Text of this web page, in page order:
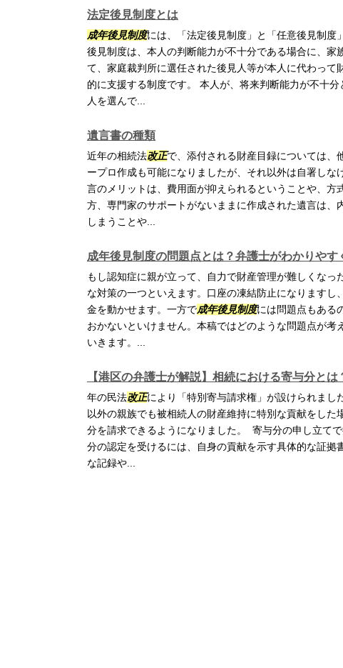
法定後見制度とは
成年後見制度には、「法定後見制度」と「任意後見制度
後見制度は、本人の判断能力が不十分である場合に、家
て、家庭裁判所に選任された後見人等が本人に代わって
的に支援する制度です。 本人が、将来判断能力が不十
人を選んで...
遺言書の種類
近年の相続法改正で、添付される財産目録については、
ープロ作成も可能になりましたが、それ以外は自署しな
言のメリットは、費用面が抑えられるということや、方
方、専門家のサポートがないままに作成された遺言は、
しまうことや...
成年後見制度の問題点とは？弁護士がわかりやす
もし認知症に親が立って、自力で財産管理が難しくなっ
な対策の一つといえます。口座の凍結防止になりますし
金を動かせます。一方で成年後見制度には問題点もある
おかないといけません。本稿ではどのような問題点が考
いきます。...
【港区の弁護士が解説】相続における寄与分とは
年の民法改正により「特別寄与請求権」が設けられまし
以外の親族でも被相続人の財産維持に特別な貢献をした
分を請求できるようになりました。 寄与分の申し立て
分の認定を受けるには、自身の貢献を示す具体的な証拠
な記録や...